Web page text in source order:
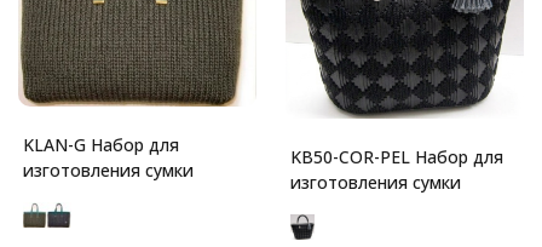
KLAN-G Набор для
изготовления сумки
KB50-COR-PEL Набор для
изготовления сумки